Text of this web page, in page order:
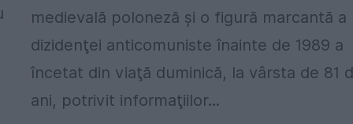
medievală poloneză şi o figură marcantă a
dizidenţei anticomuniste înainte de 1989 a
încetat din viaţă duminică, la vârsta de 81
ani, potrivit informaţiilor...